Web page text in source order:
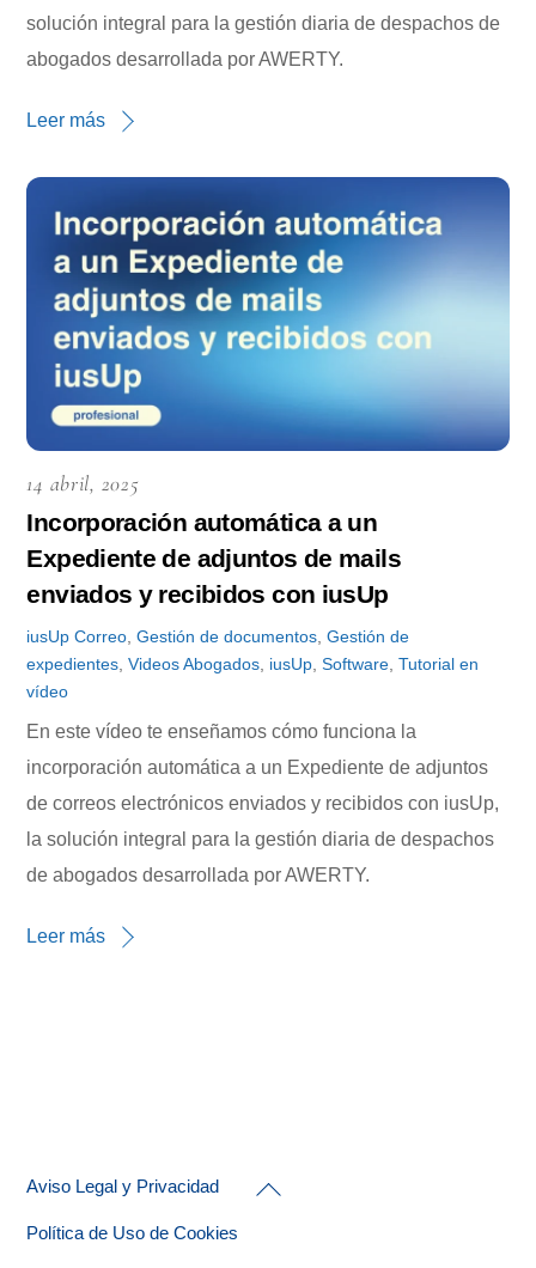
solución integral para la gestión diaria de despachos de
abogados desarrollada por AWERTY.
Leer más
14 abril, 2025
Incorporación automática a un
Expediente de adjuntos de mails
enviados y recibidos con iusUp
iusUp Correo ,Gestión de documentos ,Gestión de
expedientes ,Videos Abogados iusUp ,Software ,Tutorial en
vídeo
En este vídeo te enseñamos cómo funciona la
incorporación automática a un Expediente de adjuntos
de correos electrónicos enviados y recibidos con iusUp,
la solución integral para la gestión diaria de despachos
de abogados desarrollada por AWERTY.
Leer más
Back
Aviso Legal y Privacidad
Política de Uso de Cookies